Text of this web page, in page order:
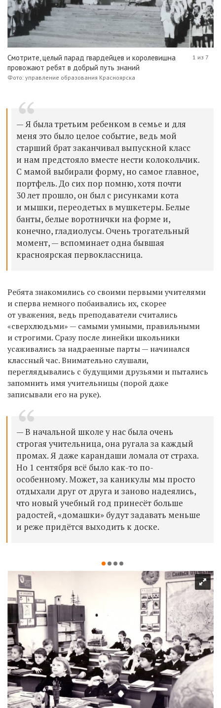
Смотрите, целый парад гвардейцев и королевишна
провожают ребят в добрый путь знаний
Фото: управление образования Красноярска
1 из 7
— Я была третьим ребенком в семье и для
меня это было целое событие, ведь мой
старший брат заканчивал выпускной класс
и нам предстояло вместе нести колокольчик.
С мамой выбирали форму, но самое главное,
портфель. До сих пор помню, хотя почти
30 лет прошло, он был с рисунками кота
и мышки, переодетых в мушкетеры. Белые
банты, белые воротнички на форме и,
конечно, гладиолусы. Очень трогательный
момент, — вспоминает одна бывшая
красноярская первоклассница.
Ребята знакомились со своими первыми учителями
и сперва немного побаивались их, скорее
от уважения, ведь преподаватели считались
«сверхлюдьми» — самыми умными, правильными
и строгими. Сразу после линейки школьники
усаживались за надраенные парты — начинался
классный час. Внимательно слушали,
переглядывались с будущими друзьями и пытались
запомнить имя учительницы (порой даже
записывали его на руке).
— В начальной школе у нас была очень
строгая учительница, она ругала за каждый
промах. Я даже карандаши ломала от страха.
Но 1 сентября всё было как-то по-
особенному. Может, за каникулы мы просто
отдыхали друг от друга и заново надеялись,
что новый учебный год принесёт больше
радостей, «домашки» будут задавать меньше
и реже придётся выходить к доске.